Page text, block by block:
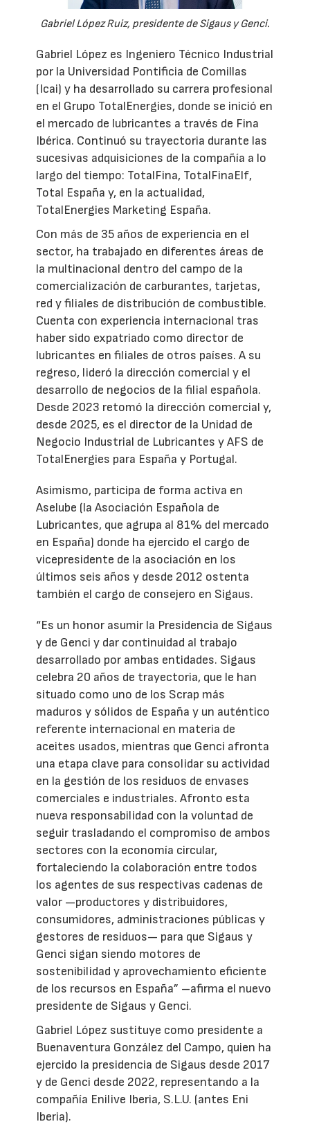
Gabriel López Ruiz, presidente de Sigaus y Genci.
Gabriel López es Ingeniero Técnico Industrial
por la Universidad Pontificia de Comillas
(Icai) y ha desarrollado su carrera profesional
en el Grupo TotalEnergies, donde se inició en
el mercado de lubricantes a través de Fina
Ibérica. Continuó su trayectoria durante las
sucesivas adquisiciones de la compañía a lo
largo del tiempo: TotalFina, TotalFinaElf,
Total España y, en la actualidad,
TotalEnergies Marketing España.
Con más de 35 años de experiencia en el
sector, ha trabajado en diferentes áreas de
la multinacional dentro del campo de la
comercialización de carburantes, tarjetas,
red y filiales de distribución de combustible.
Cuenta con experiencia internacional tras
haber sido expatriado como director de
lubricantes en filiales de otros países. A su
regreso, lideró la dirección comercial y el
desarrollo de negocios de la filial española.
Desde 2023 retomó la dirección comercial y,
desde 2025, es el director de la Unidad de
Negocio Industrial de Lubricantes y AFS de
TotalEnergies para España y Portugal.
Asimismo, participa de forma activa en
Aselube (la Asociación Española de
Lubricantes, que agrupa al 81% del mercado
en España) donde ha ejercido el cargo de
vicepresidente de la asociación en los
últimos seis años y desde 2012 ostenta
también el cargo de consejero en Sigaus.
“Es un honor asumir la Presidencia de Sigaus
y de Genci y dar continuidad al trabajo
desarrollado por ambas entidades. Sigaus
celebra 20 años de trayectoria, que le han
situado como uno de los Scrap más
maduros y sólidos de España y un auténtico
referente internacional en materia de
aceites usados, mientras que Genci afronta
una etapa clave para consolidar su actividad
en la gestión de los residuos de envases
comerciales e industriales. Afronto esta
nueva responsabilidad con la voluntad de
seguir trasladando el compromiso de ambos
sectores con la economía circular,
fortaleciendo la colaboración entre todos
los agentes de sus respectivas cadenas de
valor —productores y distribuidores,
consumidores, administraciones públicas y
gestores de residuos— para que Sigaus y
Genci sigan siendo motores de
sostenibilidad y aprovechamiento eficiente
de los recursos en España” –afirma el nuevo
presidente de Sigaus y Genci.
Gabriel López sustituye como presidente a
Buenaventura González del Campo, quien ha
ejercido la presidencia de Sigaus desde 2017
y de Genci desde 2022, representando a la
compañía Enilive Iberia, S.L.U. (antes Eni
Iberia).